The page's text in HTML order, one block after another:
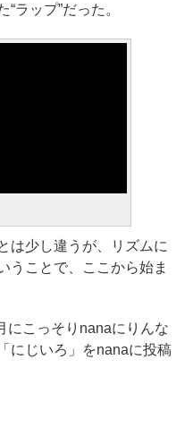
ラップ”だった。
は少し違うが、リズムに
うことで、ここから始ま
こっそりnanaにりんな
にじいろ」をnanaに投稿